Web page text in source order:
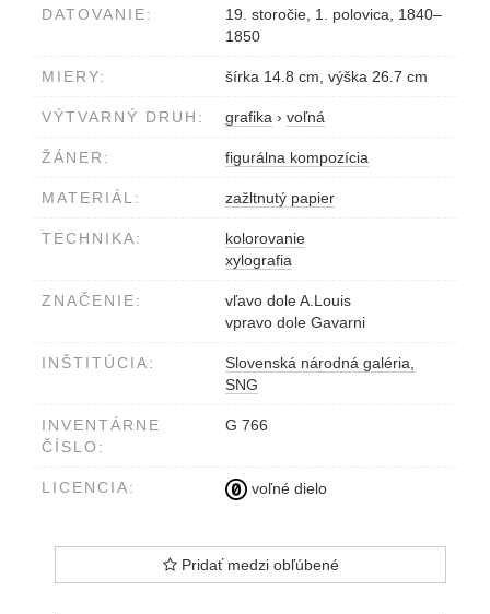
DATOVANIE:
19. storočie, 1. polovica, 1840–
1850
MIERY: šírka 14.8 cm, výška 26.7 cm
VÝTVARNÝ DRUH: grafika › voľná
ŽÁNER: figurálna kompozícia
MATERIÁL: zažltnutý papier
TECHNIKA:
kolorovanie
xylografia
ZNAČENIE:
vľavo dole A.Louis
vpravo dole Gavarni
INŠTITÚCIA:
Slovenská národná galéria,
SNG
INVENTÁRNE
ČÍSLO:
G 766
LICENCIA: voľné dielo
Pridať medzi obľúbené